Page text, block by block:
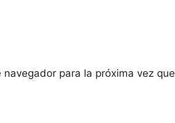
para la próxima vez que